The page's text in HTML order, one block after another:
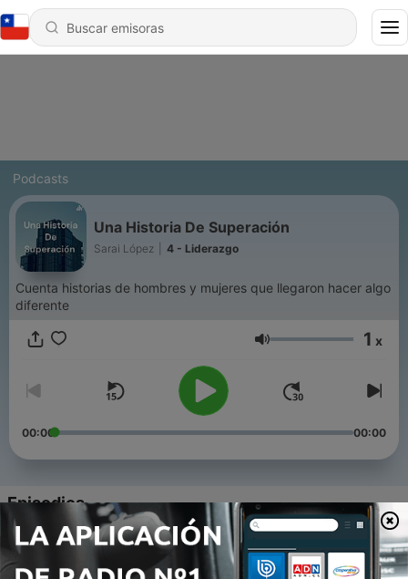
Podcasts
Una Historia De Superación
Sarai López 4 - Liderazgo
Cuenta historias de hombres y mujeres que llegaron hacer algo
diferente
Volumen 1 x
00:00 00:00
Episodios
4 - Liderazgo
02 dic. 2022